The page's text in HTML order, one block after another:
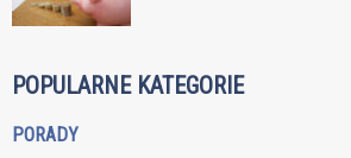
POPULARNE KATEGORIE
PORADY